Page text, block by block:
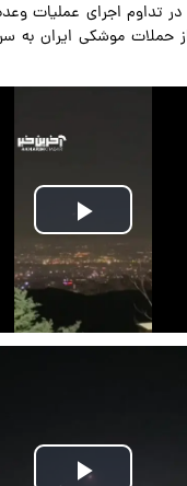
حملات موشکی ایران به
Play
Video